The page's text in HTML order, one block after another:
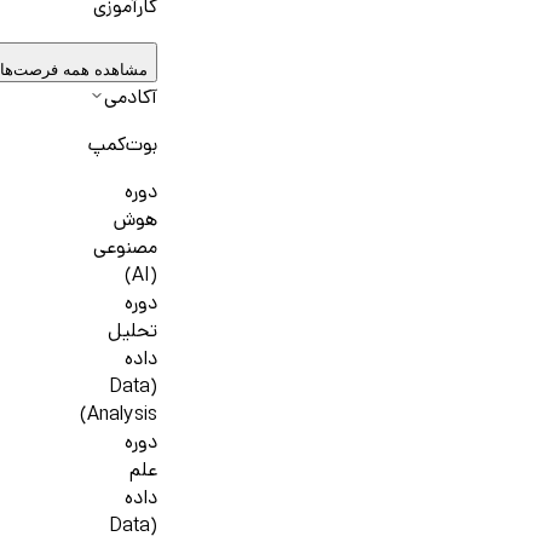
کارآموزی
مشاهده همه
آکادمی
بوت‌کمپ
دوره
هوش
مصنوعی
(AI)
دوره
تحلیل
داده
(Data
Analysis)
دوره
علم
داده
(Data